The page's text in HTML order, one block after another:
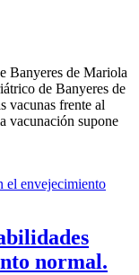
Banyeres de Mariola
de Banyeres de
vacunas frente al
vacunación supone
normal.